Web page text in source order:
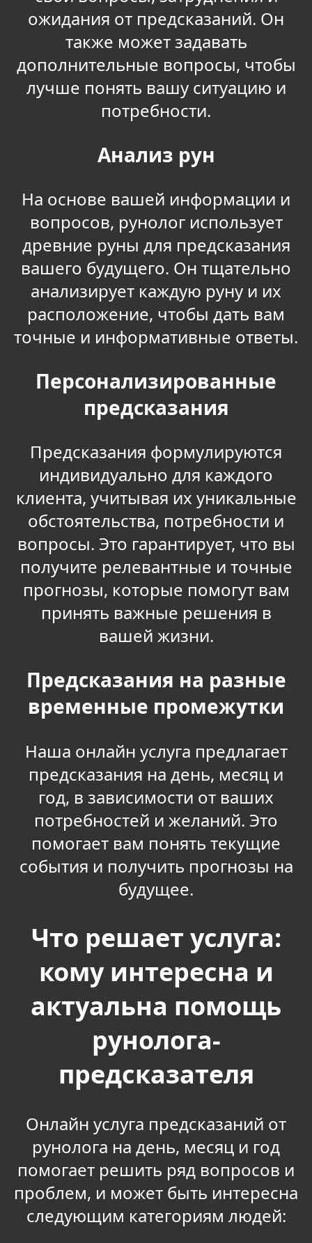
ожидания от предсказаний. Он
также может задавать
дополнительные вопросы, чтобы
лучше понять вашу ситуацию и
потребности.
Анализ рун
На основе вашей информации и
вопросов, рунолог использует
древние руны для предсказания
вашего будущего. Он тщательно
анализирует каждую руну и их
расположение, чтобы дать вам
точные и информативные ответы.
Персонализированные
предсказания
Предсказания формулируются
индивидуально для каждого
клиента, учитывая их уникальные
обстоятельства, потребности и
вопросы. Это гарантирует, что вы
получите релевантные и точные
прогнозы, которые помогут вам
принять важные решения в
вашей жизни.
Предсказания на разные
временные промежутки
Наша онлайн услуга предлагает
предсказания на день, месяц и
год, в зависимости от ваших
потребностей и желаний. Это
помогает вам понять текущие
события и получить прогнозы на
будущее.
Что решает услуга:
кому интересна и
актуальна помощь
рунолога-
предсказателя
Онлайн услуга предсказаний от
рунолога на день, месяц и год
помогает решить ряд вопросов и
проблем, и может быть интересна
следующим категориям людей: